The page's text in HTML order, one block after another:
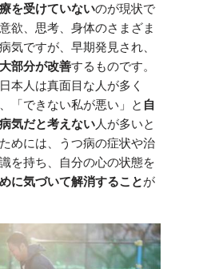
を受けていないのが現状で
欲、思考、身体のさまざま
気ですが、早期発見され、
大部分が改善するものです。
本人は真面目な人が多く
「できない私が悪い」と 自
気だと考えない人が多いと
めには、うつ病の症状や治
を持ち、自分の心の状態を
に気づいて解消することが